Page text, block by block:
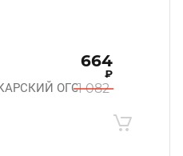
ОГОРОД
1 082
664
₽